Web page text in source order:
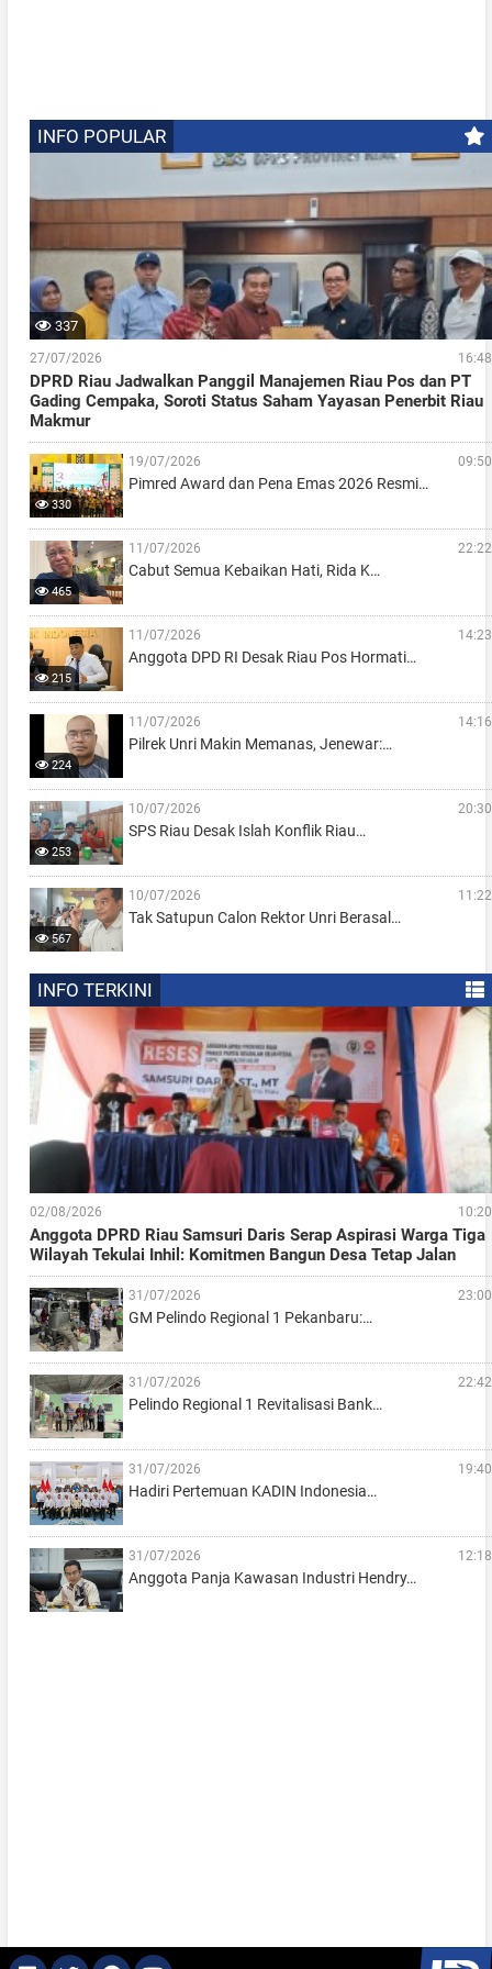
INFO POPULAR
337
27/07/2026 16:48
DPRD Riau Jadwalkan Panggil Manajemen Riau Pos dan PT
Gading Cempaka, Soroti Status Saham Yayasan Penerbit Riau
Makmur
330
19/07/2026 09:50
Pimred Award dan Pena Emas 2026 Resmi…
465
11/07/2026 22:22
Cabut Semua Kebaikan Hati, Rida K…
215
11/07/2026 14:23
Anggota DPD RI Desak Riau Pos Hormati…
224
11/07/2026 14:16
Pilrek Unri Makin Memanas, Jenewar:…
253
10/07/2026 20:30
SPS Riau Desak Islah Konflik Riau…
567
10/07/2026 11:22
Tak Satupun Calon Rektor Unri Berasal…
INFO TERKINI
02/08/2026 10:20
Anggota DPRD Riau Samsuri Daris Serap Aspirasi Warga Tiga
Wilayah Tekulai Inhil: Komitmen Bangun Desa Tetap Jalan
31/07/2026 23:00
GM Pelindo Regional 1 Pekanbaru:…
31/07/2026 22:42
Pelindo Regional 1 Revitalisasi Bank…
31/07/2026 19:40
Hadiri Pertemuan KADIN Indonesia…
31/07/2026 12:18
Anggota Panja Kawasan Industri Hendry…